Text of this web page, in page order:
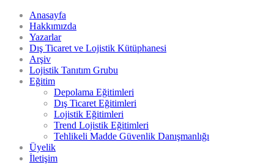
Anasayfa
Hakkımızda
Yazarlar
Dış Ticaret ve Lojistik Kütüphanesi
Arşiv
Lojistik Tanıtım Grubu
Eğitim
Depolama Eğitimleri
Dış Ticaret Eğitimleri
Lojistik Eğitimleri
Trend Lojistik Eğitimleri
Tehlikeli Madde Güvenlik Danışmanlığı
Üyelik
İletişim